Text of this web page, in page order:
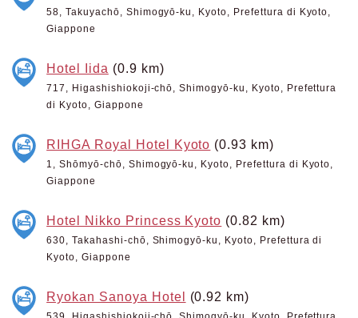
58, Takuyachō, Shimogyō-ku, Kyoto, Prefettura di Kyoto,
Giappone
Hotel Iida (0.9 km)
717, Higashishiokoji-chō, Shimogyō-ku, Kyoto, Prefettura
di Kyoto, Giappone
RIHGA Royal Hotel Kyoto (0.93 km)
1, Shōmyō-chō, Shimogyō-ku, Kyoto, Prefettura di Kyoto,
Giappone
Hotel Nikko Princess Kyoto (0.82 km)
630, Takahashi-chō, Shimogyō-ku, Kyoto, Prefettura di
Kyoto, Giappone
Ryokan Sanoya Hotel (0.92 km)